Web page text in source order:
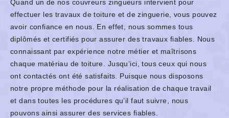
Quand un de nos couvreurs zingueurs intervient pour
effectuer les travaux de toiture et de zinguerie, vous pouvez
avoir confiance en nous. En effet, nous sommes tous
diplômés et certifiés pour assurer des travaux fiables. Nous
connaissant par expérience notre métier et maîtrisons
chaque matériau de toiture. Jusqu’ici, tous ceux qui nous
ont contactés ont été satisfaits. Puisque nous disposons
notre propre méthode pour la réalisation de chaque travail
et dans toutes les procédures qu’il faut suivre, nous
pouvons ainsi assurer des services fiables.